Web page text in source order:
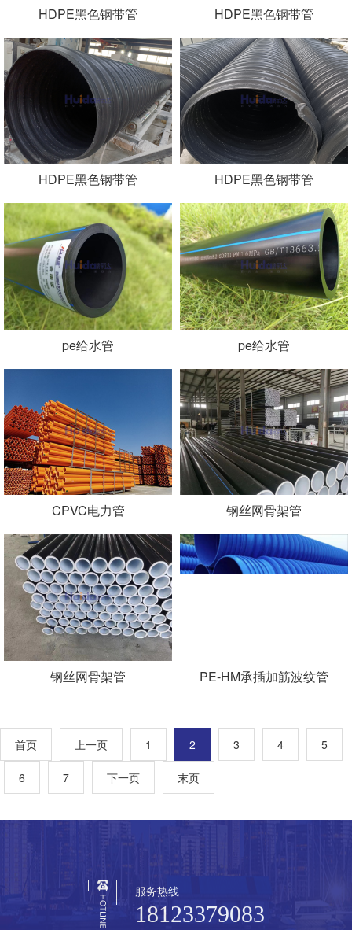
HDPE黑色钢带管 HDPE黑色钢带管
HDPE黑色钢带管 HDPE黑色钢带管
pe给水管 pe给水管
CPVC电力管 钢丝网骨架管
钢丝网骨架管 PE-HM承插加筋波纹管
首页 上一页 1 2 3 4 5
6 7 下一页 末页
服务热线
18123379083